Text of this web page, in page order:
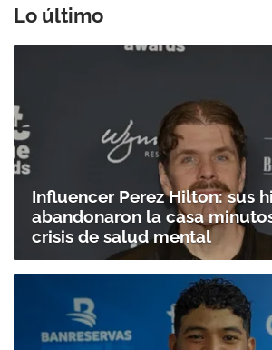
Lo último
Influencer Perez Hilton: sus
abandonaron la casa
crisis de salud mental